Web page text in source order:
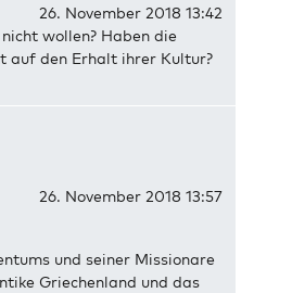
26. November 2018 13:42
wollen? Haben die
auf den Erhalt ihrer Kultur?
26. November 2018 13:57
und seiner Missionare
Griechenland und das